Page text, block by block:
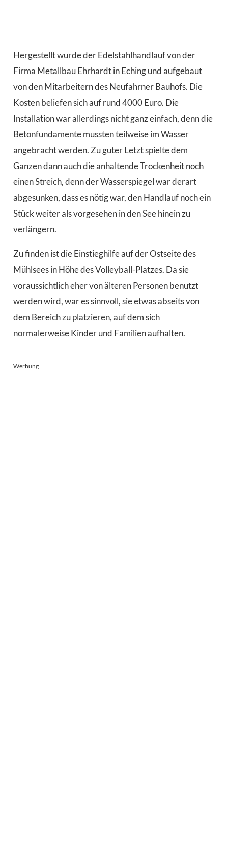
Hergestellt wurde der Edelstahlhandlauf von der
Firma Metallbau Ehrhardt in Eching und aufgebaut
von den Mitarbeitern des Neufahrner Bauhofs. Die
Kosten beliefen sich auf rund 4000 Euro. Die
Installation war allerdings nicht ganz einfach, denn die
Betonfundamente mussten teilweise im Wasser
angebracht werden. Zu guter Letzt spielte dem
Ganzen dann auch die anhaltende Trockenheit noch
einen Streich, denn der Wasserspiegel war derart
abgesunken, dass es nötig war, den Handlauf noch ein
Stück weiter als vorgesehen in den See hinein zu
verlängern.
Zu finden ist die Einstieghilfe auf der Ostseite des
Mühlsees in Höhe des Volleyball-Platzes. Da sie
voraussichtlich eher von älteren Personen benutzt
werden wird, war es sinnvoll, sie etwas abseits von
dem Bereich zu platzieren, auf dem sich
normalerweise Kinder und Familien aufhalten.
Werbung